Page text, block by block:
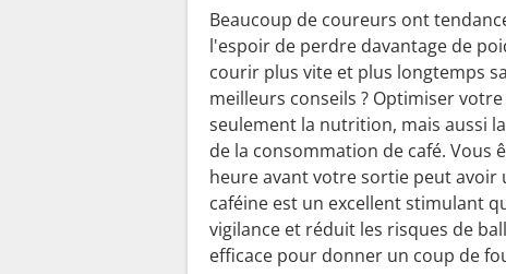
Beaucoup de coureurs ont
l'espoir de perdre davantage de
courir plus vite et plus longtemps
meilleurs conseils ? Optimiser
seulement la nutrition, mais aussi
de la consommation de café. Vous
heure avant votre sortie peut avoir
caféine est un excellent stimulant
vigilance et réduit les risques de
efficace pour donner un coup de